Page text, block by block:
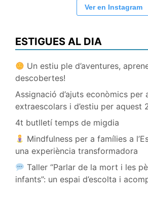
Ver en Instagram
ESTIGUES AL DIA
Un estiu ple d’aventures,
descobertes!
Assignació d’ajuts econòmics per
extraescolars i d’estiu per aquest
4t butlletí temps de migdia
Mindfulness per a famílies a
una experiència transformadora
Taller “Parlar de la mort i les
infants”: un espai d’escolta i